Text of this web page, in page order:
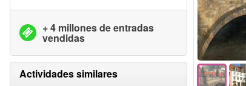
+ 4 millones de entradas
vendidas
Actividades similares